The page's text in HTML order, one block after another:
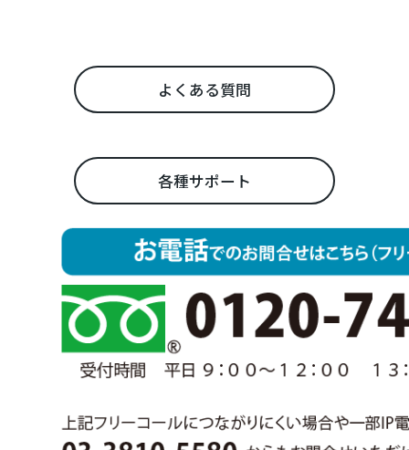
よくある質問
各種サポート